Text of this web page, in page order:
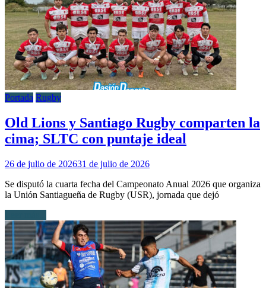
Portada Rugby
Old Lions y Santiago Rugby comparten la
cima; SLTC con puntaje ideal
26 de julio de 202631 de julio de 2026
Se disputó la cuarta fecha del Campeonato Anual 2026 que organiza
la Unión Santiagueña de Rugby (USR), jornada que dejó